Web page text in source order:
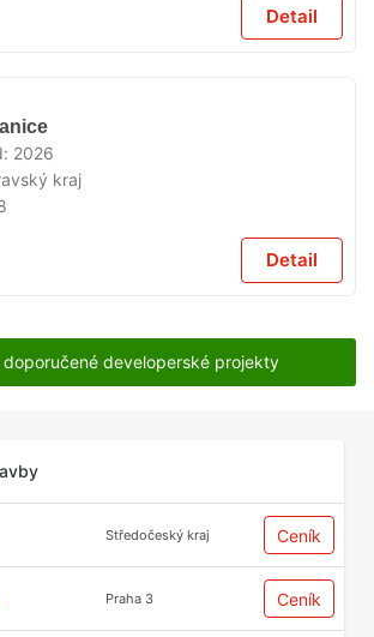
Detail
2026
kraj
Detail
doporučené developerské projekty
Středočeský kraj Ceník
Praha 3 Ceník